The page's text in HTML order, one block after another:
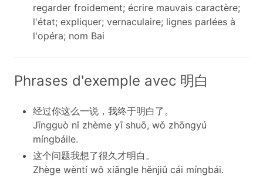
regarder froidement; écrire mauvais caractère;
l'état; expliquer; vernaculaire; lignes parlées à
l'opéra; nom Bai
Phrases d'exemple avec 明白
经过你这么一说，我终于明白了。
Jīngguò nǐ zhème yī shuō, wǒ zhōngyú
míngbáile.
这个问题我想了很久才明白。
Zhège wèntí wǒ xiǎngle hěnjiǔ cái míngbái.